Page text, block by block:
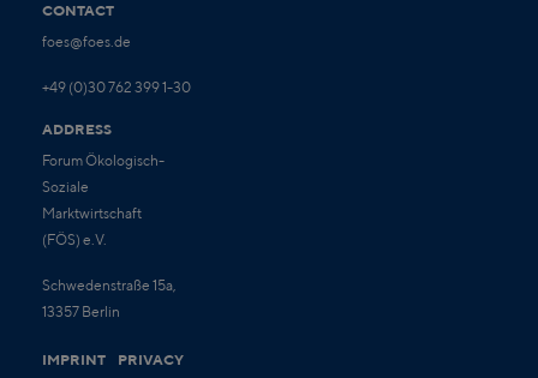
CONTACT
foes@foes.de
+49 (0)30 762 399 1-30
ADDRESS
Forum Ökologisch-
Soziale
Marktwirtschaft
(FÖS) e.V.
Schwedenstraße 15a,
13357 Berlin
IMPRINT PRIVACY